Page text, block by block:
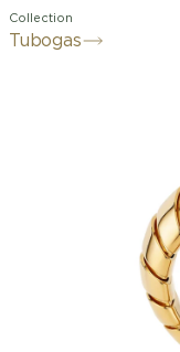
Collection
Tubogas
capacité
une
unique
d'avant-
supérieure,
or